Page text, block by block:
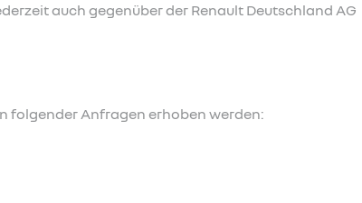
auch gegenüber der Renault Deutschland AG
folgender Anfragen erhoben werden: